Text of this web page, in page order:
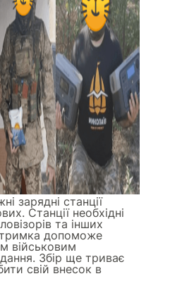
зарядні станції
Станції необхідні
та інших
допоможе
військовим
Збір ще триває
свій внесок в